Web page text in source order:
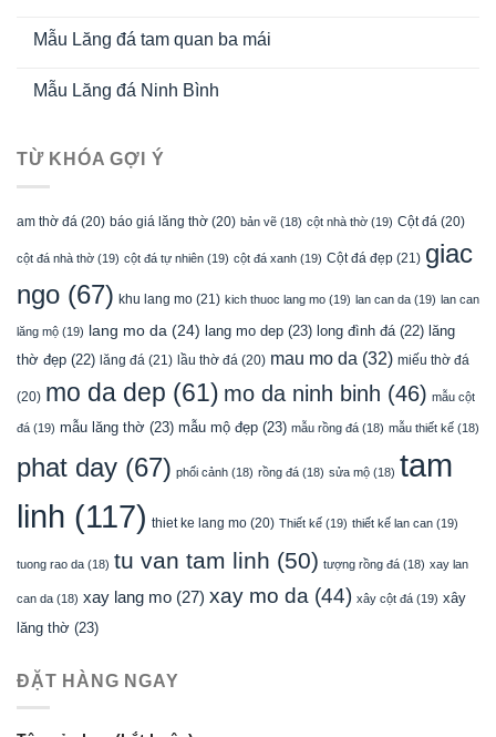
Mẫu Lăng đá tam quan ba mái
Mẫu Lăng đá Ninh Bình
TỪ KHÓA GỢI Ý
am thờ đá (20) báo giá lăng thờ (20) bản vẽ (18) cột nhà thờ (19) Cột đá (20)
cột đá nhà thờ (19) cột đá tự nhiên (19) cột đá xanh (19) Cột đá đẹp (21) giac
ngo (67) khu lang mo (21) kich thuoc lang mo (19) lan can da (19) lan can
lăng mộ (19) lang mo da (24) lang mo dep (23) long đình đá(22) lăng
thờ đẹp (22) lăng đá (21) lầu thờ đá (20) mau mo da (32) miếu thờ đá
(20) mo da dep (61) mo da ninh binh (46) mẫu cột
đá (19) mẫu lăng thờ (23) mẫu mộ đẹp (23) mẫu rồng đá (18) mẫu thiết kế (18)
phat day (67) phối cảnh (18) rồng đá (18) sửa mộ (18) tam
linh (117) thiet ke lang mo (20) Thiết kế (19) thiết kế lan can (19)
tuong rao da (18) tu van tam linh (50) tượng rồng đá (18) xay lan
can da (18) xay lang mo (27) xay mo da (44) xây cột đá (19) xây
lăng thờ (23)
ĐẶT HÀNG NGAY